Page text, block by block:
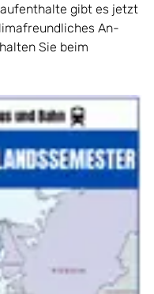
gibt es jetzt
An-
Sie beim